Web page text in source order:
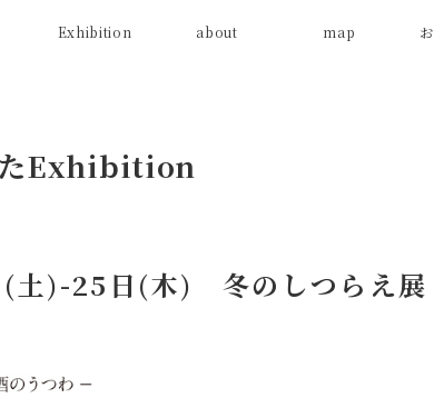
Exhibition about map
Exhibition
(土)-25日(木) 冬のしつらえ